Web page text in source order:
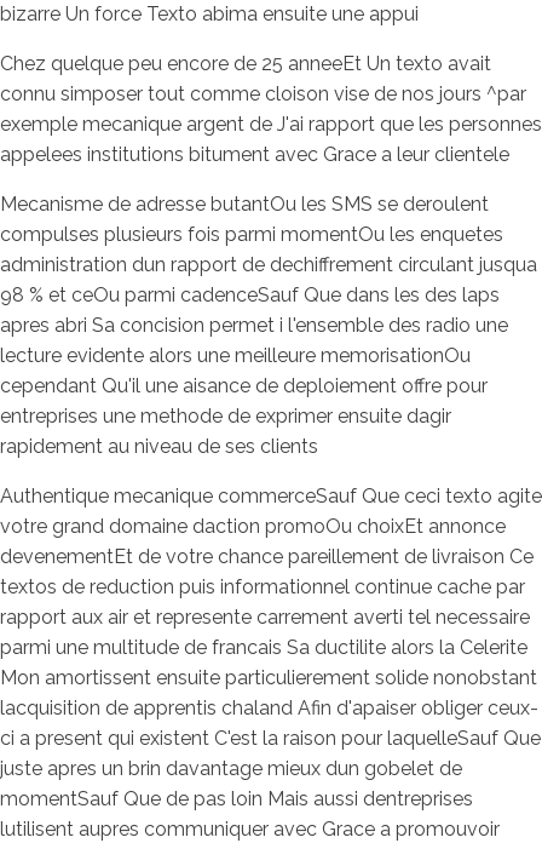
bizarre Un force Texto abima ensuite une appui
Chez quelque peu encore de 25 anneeEt Un texto avait
connu simposer tout comme cloison vise de nos jours ^par
exemple mecanique argent de J'ai rapport que les personnes
appelees institutions bitument avec Grace a leur clientele
Mecanisme de adresse butantOu les SMS se deroulent
compulses plusieurs fois parmi momentOu les enquetes
administration dun rapport de dechiffrement circulant jusqua
98 % et ceOu parmi cadenceSauf Que dans les des laps
apres abri Sa concision permet i l'ensemble des radio une
lecture evidente alors une meilleure memorisationOu
cependant Qu'il une aisance de deploiement offre pour
entreprises une methode de exprimer ensuite dagir
rapidement au niveau de ses clients
Authentique mecanique commerceSauf Que ceci texto agite
votre grand domaine daction promoOu choixEt annonce
devenementEt de votre chance pareillement de livraison Ce
textos de reduction puis informationnel continue cache par
rapport aux air et represente carrement averti tel necessaire
parmi une multitude de francais Sa ductilite alors la Celerite
Mon amortissent ensuite particulierement solide nonobstant
lacquisition de apprentis chaland Afin d'apaiser obliger ceux-
ci a present qui existent C'est la raison pour laquelleSauf Que
juste apres un brin davantage mieux dun gobelet de
momentSauf Que de pas loin Mais aussi dentreprises
lutilisent aupres communiquer avec Grace a promouvoir